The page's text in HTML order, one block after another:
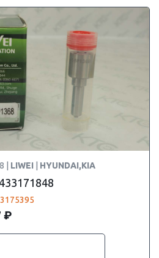
| LIWEI HYUNDAI,KIA
₽